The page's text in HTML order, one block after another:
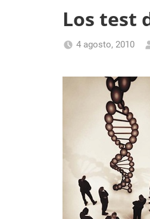
Laboratorio
de
Los test
4 agosto, 2010